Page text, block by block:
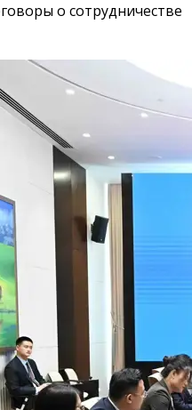
о сотрудничестве